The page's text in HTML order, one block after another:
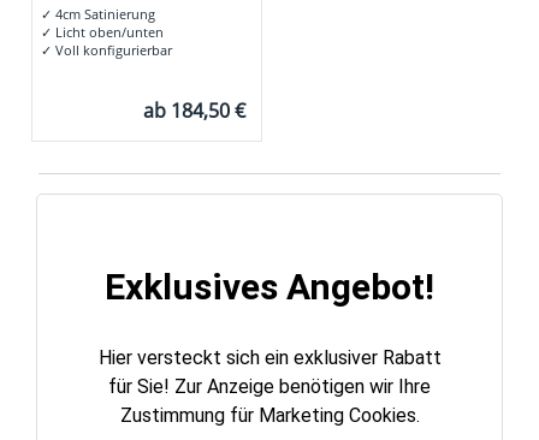
✓ 4cm Satinierung
✓ Licht oben/unten
✓ Voll konfigurierbar
ab 184,50 €
Exklusives Angebot!
Hier versteckt sich ein exklusiver Rabatt
für Sie! Zur Anzeige benötigen wir Ihre
Zustimmung für Marketing Cookies.